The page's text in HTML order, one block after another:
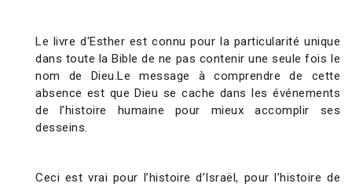
Le livre d'Esther est connu pour la particularité unique
dans toute la Bible de ne pas contenir une seule fois le
nom de Dieu.Le message à comprendre de cette
absence est que Dieu se cache dans les événements
de l’histoire humaine pour mieux accomplir ses
desseins.
Ceci est vrai pour l’histoire d’Israël, pour l’histoire de